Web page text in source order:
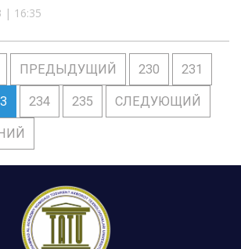
| 16:35
ПРЕДЫДУЩИЙ 230 231
234 235 СЛЕДУЮЩИЙ